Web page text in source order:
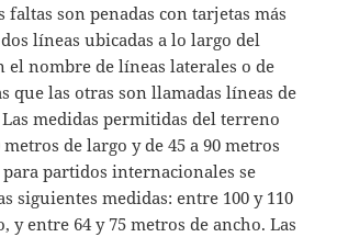
faltas son penadas con tarjetas más
líneas ubicadas a lo largo del
el nombre de líneas laterales o de
que las otras son llamadas líneas de
medidas permitidas del terreno
metros de largo y de 45 a 90 metros
partidos internacionales se
siguientes medidas: entre 100 y 110
y entre 64 y 75 metros de ancho. Las